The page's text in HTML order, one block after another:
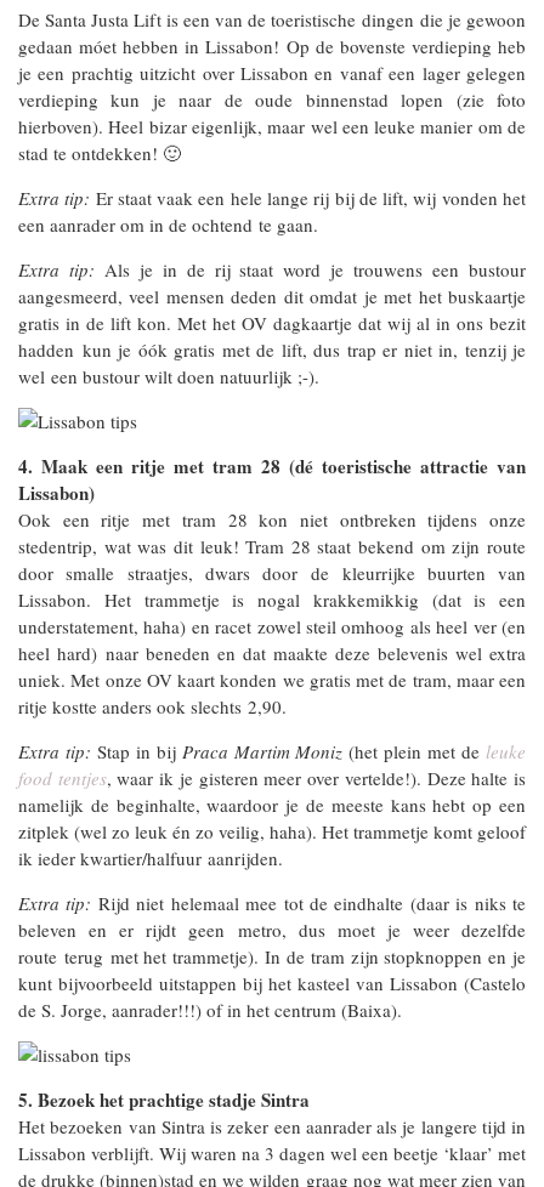
De Santa Justa Lift is een van de toeristische dingen die je gewoon
gedaan móet hebben in Lissabon! Op de bovenste verdieping heb
je een prachtig uitzicht over Lissabon en vanaf een lager gelegen
verdieping kun je naar de oude binnenstad lopen (zie foto
hierboven). Heel bizar eigenlijk, maar wel een leuke manier om de
stad te ontdekken! 🙂
Extra tip: Er staat vaak een hele lange rij bij de lift, wij vonden het
een aanrader om in de ochtend te gaan.
Extra tip: Als je in de rij staat word je trouwens een bustour
aangesmeerd, veel mensen deden dit omdat je met het buskaartje
gratis in de lift kon. Met het OV dagkaartje dat wij al in ons bezit
hadden kun je óók gratis met de lift, dus trap er niet in, tenzij je
wel een bustour wilt doen natuurlijk ;-).
4. Maak een ritje met tram 28 (dé toeristische attractie van
Lissabon)
Ook een ritje met tram 28 kon niet ontbreken tijdens onze
stedentrip, wat was dit leuk! Tram 28 staat bekend om zijn route
door smalle straatjes, dwars door de kleurrijke buurten van
Lissabon. Het trammetje is nogal krakkemikkig (dat is een
understatement, haha) en racet zowel steil omhoog als heel ver (en
heel hard) naar beneden en dat maakte deze belevenis wel extra
uniek. Met onze OV kaart konden we gratis met de tram, maar een
ritje kostte anders ook slechts 2,90.
Extra tip: Stap in bij Praca Martim Moniz (het plein met de leuke
food tentjes, waar ik je gisteren meer over vertelde!). Deze halte is
namelijk de beginhalte, waardoor je de meeste kans hebt op een
zitplek (wel zo leuk én zo veilig, haha). Het trammetje komt geloof
ik ieder kwartier/halfuur aanrijden.
Extra tip: Rijd niet helemaal mee tot de eindhalte (daar is niks te
beleven en er rijdt geen metro, dus moet je weer dezelfde
route terug met het trammetje). In de tram zijn stopknoppen en je
kunt bijvoorbeeld uitstappen bij het kasteel van Lissabon (Castelo
de S. Jorge, aanrader!!!) of in het centrum (Baixa).
5. Bezoek het prachtige stadje Sintra
Het bezoeken van Sintra is zeker een aanrader als je langere tijd in
Lissabon verblijft. Wij waren na 3 dagen wel een beetje ‘klaar’ met
de drukke (binnen)stad en we wilden graag nog wat meer zien van